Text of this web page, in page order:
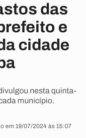
das
e
cidade
nesta quinta-
município.
em 19/07/2024 às 15:07